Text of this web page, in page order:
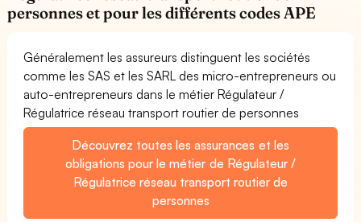
personnes et pour les différents codes APE
Généralement les assureurs distinguent les sociétés
comme les SAS et les SARL des micro-entrepreneurs ou
auto-entrepreneurs dans le métier Régulateur /
Régulatrice réseau transport routier de personnes
Découvrez toutes les assurances et les
obligations pour le métier de Régulateur /
Régulatrice réseau transport routier de
personnes